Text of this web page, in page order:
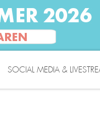
SOCIAL MEDIA &